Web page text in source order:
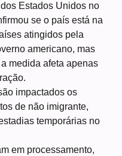
Estados Unidos no
se o país está na
atingidos pela
americano, mas
medida afeta apenas
impactados os
de não imigrante,
temporárias no
em processamento,